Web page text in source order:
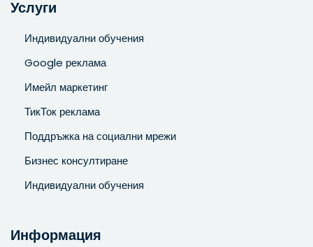
Услуги
Индивидуални обучения
Google реклама
Имейл маркетинг
ТикТок реклама
Поддръжка на социални мрежи
Бизнес консултиране
Индивидуални обучения
Информация